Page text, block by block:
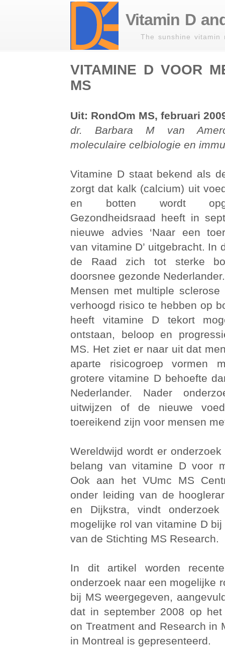
Vitamin D
The sunshine
VITAMINE D VOOR
MS
Uit: RondOm MS, februari
dr. Barbara M van
moleculaire celbiologie en
Vitamine D staat bekend als
zorgt dat kalk (calcium) uit
en botten wordt
Gezondheidsraad heeft in
nieuwe advies ‘Naar een
van vitamine D’ uitgebracht. In
de Raad zich tot sterke
doorsnee gezonde Nederlander.
Mensen met multiple
verhoogd risico te hebben op
heeft vitamine D tekort
ontstaan, beloop en
MS. Het ziet er naar uit dat
aparte risicogroep vormen
grotere vitamine D behoefte
Nederlander. Nader
uitwijzen of de nieuwe
toereikend zijn voor mensen
Wereldwijd wordt er
belang van vitamine D voor
Ook aan het VUmc MS
onder leiding van de
en Dijkstra, vindt
mogelijke rol van vitamine D
van de Stichting MS Research.
In dit artikel worden
onderzoek naar een mogelijke
bij MS weergegeven,
dat in september 2008 op het
on Treatment and Research in
in Montreal is gepresenteerd.